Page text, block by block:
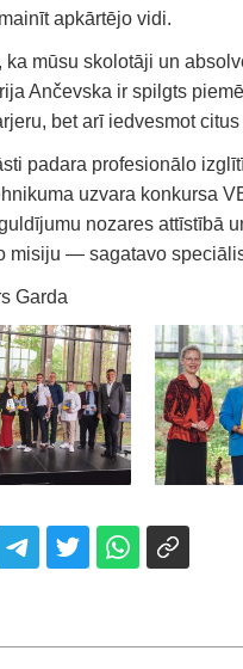
apkārtējo vidi.
ka mūsu skolotāji un
Ančevska ir spilgts
bet arī iedvesmot
padara profesionālo
uzvara konkursa
nozares attīstībā
misiju — sagatavo
Garda